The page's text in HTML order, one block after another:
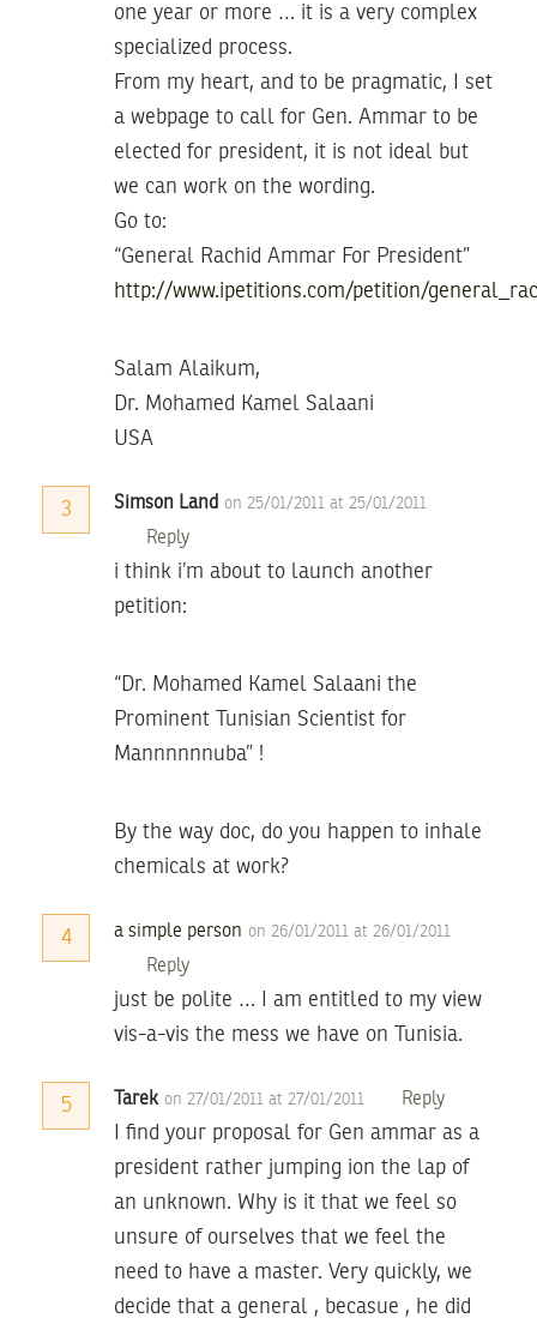
one year or more … it is a very complex
specialized process.
From my heart, and to be pragmatic, I set
a webpage to call for Gen. Ammar to be
elected for president, it is not ideal but
we can work on the wording.
Go to:
“General Rachid Ammar For President”
http://www.ipetitions.com/petition/
Salam Alaikum,
Dr. Mohamed Kamel Salaani
USA
3 Simson Land on 25/01/2011 at 25/01/2011
Reply
i think i’m about to launch another
petition:
“Dr. Mohamed Kamel Salaani the
Prominent Tunisian Scientist for
Mannnnnnuba” !
By the way doc, do you happen to inhale
chemicals at work?
4 a simple person on 26/01/2011 at 26/01/2011
Reply
just be polite … I am entitled to my view
vis-a-vis the mess we have on Tunisia.
5 Tarek on 27/01/2011 at 27/01/2011 Reply
I find your proposal for Gen ammar as a
president rather jumping ion the lap of
an unknown. Why is it that we feel so
unsure of ourselves that we feel the
need to have a master. Very quickly, we
decide that a general , becasue , he did